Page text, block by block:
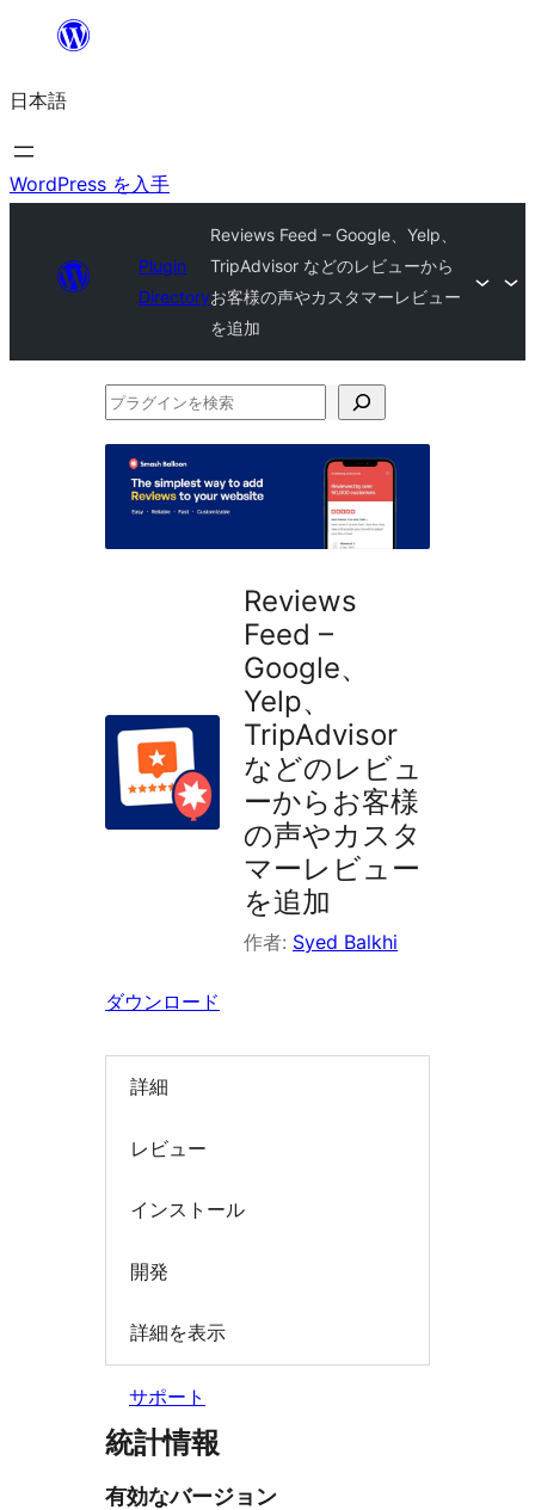
を
ス
キ
日本語
WordPress を入手
Plugin
Directory
Reviews Feed – Google、Yelp、
TripAdvisor などのレビューから
お客様の声やカスタマーレビュー
を追加
プ
ン
Reviews
Feed –
Google、
Yelp、
TripAdvisor
などのレビュ
ーからお客様
の声やカスタ
マーレビュー
を追加
作者: Syed Balkhi
ダウンロード
詳細
レビュー
インストール
開発
詳細を表示
サポート
統計情報
有効なバージョン